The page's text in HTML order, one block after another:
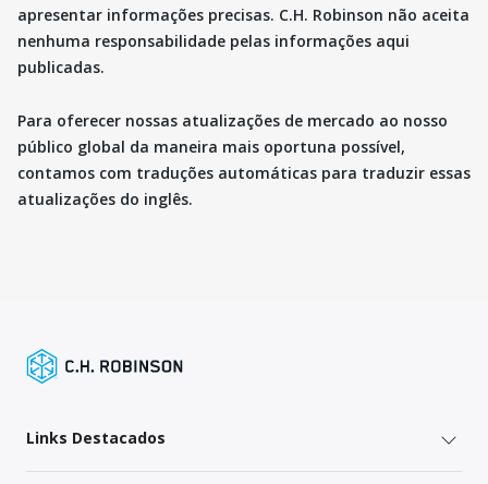
apresentar informações precisas. C.H. Robinson não aceita
nenhuma responsabilidade pelas informações aqui
publicadas.
Para oferecer nossas atualizações de mercado ao nosso
público global da maneira mais oportuna possível,
contamos com traduções automáticas para traduzir essas
atualizações do inglês.
Links Destacados